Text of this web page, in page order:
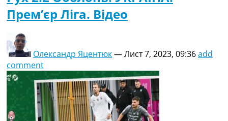
Прем’єр Ліга. Відео
Олександр Яцентюк—Лист 7, 2023, 09:36add
comment